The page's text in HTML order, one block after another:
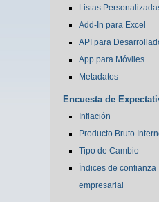
Listas
Add-In para Excel
API para
App para Móviles
Metadatos
Encuesta de
Inflación
Producto Bruto
Tipo de Cambio
Índices de confianza
empresarial